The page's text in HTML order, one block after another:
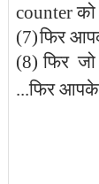
counter
(7)फिर
(8) फिर
...फिर आपके